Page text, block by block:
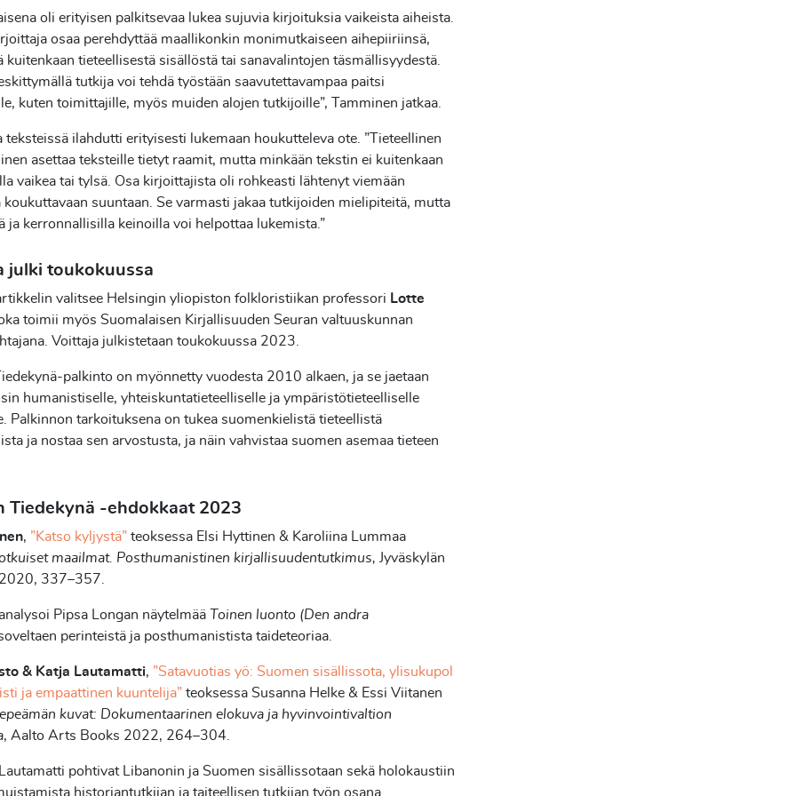
oli erityisen palkitsevaa lukea sujuvia kirjoituksia vaikeista aiheista.
osaa perehdyttää maallikonkin monimutkaiseen aihepiiriinsä,
kuitenkaan tieteellisestä sisällöstä tai sanavalintojen täsmällisyydestä.
tutkija voi tehdä työstään saavutettavampaa paitsi
kuten toimittajille, myös muiden alojen tutkijoille”, Tamminen jatkaa.
teksteissä ilahdutti erityisesti lukemaan houkutteleva ote. ”Tieteellinen
asettaa teksteille tietyt raamit, mutta minkään tekstin ei kuitenkaan
vaikea tai tylsä. Osa kirjoittajista oli rohkeasti lähtenyt viemään
koukuttavaan suuntaan. Se varmasti jakaa tutkijoiden mielipiteitä, mutta
ja kerronnallisilla keinoilla voi helpottaa lukemista.”
julki toukokuussa
valitsee Helsingin yliopiston folkloristiikan professori Lotte
toimii myös Suomalaisen Kirjallisuuden Seuran valtuuskunnan
Voittaja julkistetaan toukokuussa 2023.
palkinto on myönnetty vuodesta 2010 alkaen, ja se jaetaan
humanistiselle, yhteiskuntatieteelliselle ja ympäristötieteelliselle
Palkinnon tarkoituksena on tukea suomenkielistä tieteellistä
ja nostaa sen arvostusta, ja näin vahvistaa suomen asemaa tieteen
Tiedekynä -ehdokkaat 2023
, ”Katso kyljystä” teoksessa Elsi Hyttinen & Karoliina Lummaa
maailmat. Posthumanistinen kirjallisuudentutkimus, Jyväskylän
337–357.
Pipsa Longan näytelmää Toinen luonto (Den andra
perinteistä ja posthumanistista taideteoriaa.
& Katja Lautamatti, ”Satavuotias yö: Suomen sisällissota, ylisukupol
ja empaattinen kuuntelija” teoksessa Susanna Helke & Essi Viitanen
kuvat: Dokumentaarinen elokuva ja hyvinvointivaltion
, Aalto Arts Books 2022, 264–304.
pohtivat Libanonin ja Suomen sisällissotaan sekä holokaustiin
historiantutkijan ja taiteellisen tutkijan työn osana.